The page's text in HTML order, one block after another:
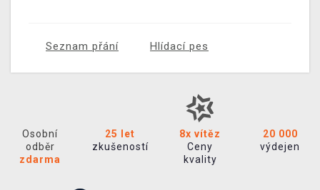
Seznam přání Hlídací pes
Osobní
odběr
zdarma
25 let
zkušeností
8x vítěz
Ceny
kvality
20 000
výdejen